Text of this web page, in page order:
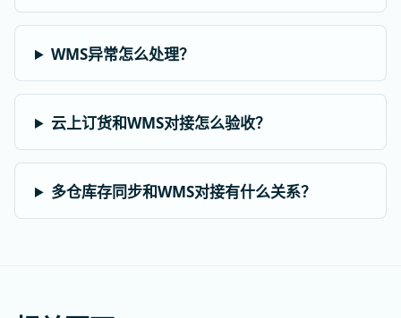
WMS异常怎么处理？
云上订货和WMS对接怎么验收？
多仓库存同步和WMS对接有什么关系？